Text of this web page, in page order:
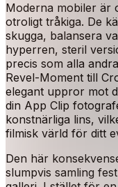
Moderna mobiler är
otroligt tråkiga. De
skugga, balansera
hyperren, steril
precis som alla
Revel-Moment till
elegant uppror mot
din App Clip
konstnärliga lins,
filmisk värld för ditt
Den här
slumpvis samling